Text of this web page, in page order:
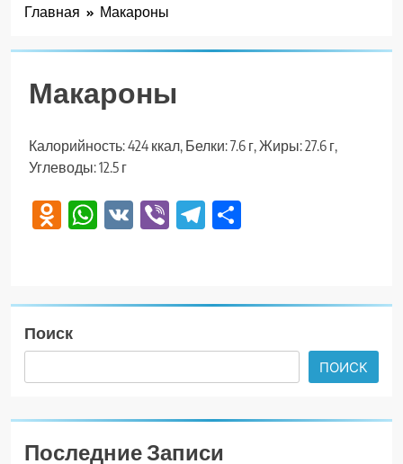
Главная Макароны
Макароны
Калорийность: 424 ккал, Белки: 7.6 г, Жиры: 27.6 г,
Углеводы: 12.5 г
Odnoklassniki
WhatsApp
VK ViberTelegram
Поиск
ПОИСК
Последние Записи